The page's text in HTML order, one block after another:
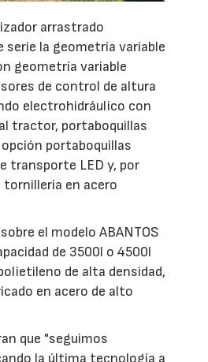
arrastrado
serie la geometría variable
geometría variable
de control de altura
electrohidráulico con
tractor, portaboquillas
portaboquillas
transporte LED y, por
en acero
el modelo ABANTOS
de 3500l o 4500l
de alta densidad,
en acero de alto
que "seguimos
la última tecnología a